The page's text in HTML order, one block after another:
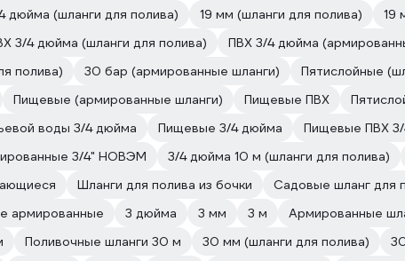
дюйма (шланги для полива) 19 мм (шланги для полива)
19
3/4 дюйма (шланги для полива)
ПВХ 3/4 дюйма
полива) 30 бар (армированные шланги)
Пятислойные
Пищевые (армированные шланги) Пищевые ПВХ
воды 3/4 дюйма Пищевые 3/4 дюйма
Пищевые ПВХ
3/4" НОВЭМ
3/4 дюйма 10 м (шланги для полива)
Шланги для полива из бочки
Садовые шланг для
армированные 3 дюйма 3 мм 3 м
Армированные
Поливочные шланги 30 м 30 мм (шланги для полива)